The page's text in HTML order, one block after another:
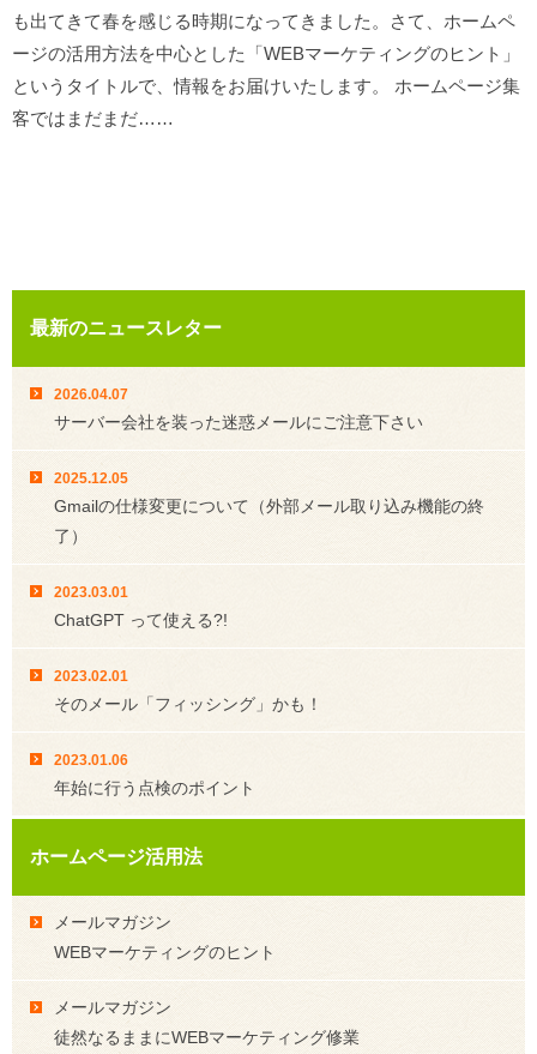
も出てきて春を感じる時期になってきました。さて、ホームペ
ージの活用方法を中心とした「WEBマーケティングのヒント」
というタイトルで、情報をお届けいたします。 ホームページ集
客ではまだまだ……
最新のニュースレター
2026.04.07
サーバー会社を装った迷惑メールにご注意下さい
2025.12.05
Gmailの仕様変更について（外部メール取り込み機能の終
了）
2023.03.01
ChatGPT って使える?!
2023.02.01
そのメール「フィッシング」かも！
2023.01.06
年始に行う点検のポイント
ホームページ活用法
メールマガジン
WEBマーケティングのヒント
メールマガジン
徒然なるままにWEBマーケティング修業